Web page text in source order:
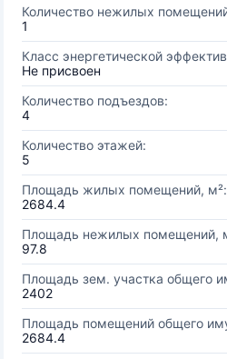
Количество нежилых
1
Класс энергетической
Не присвоен
Количество подъездов:
4
Количество этажей:
5
Площадь жилых помещений, м²:
2684.4
Площадь нежилых помещений,
97.8
Площадь зем. участка общего
2402
Площадь помещений общего
2684.4